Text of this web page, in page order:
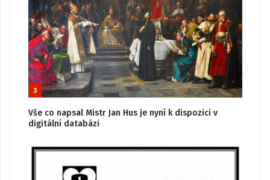
3
Vše co napsal Mistr Jan Hus je nyní k dispozici v
digitální databázi